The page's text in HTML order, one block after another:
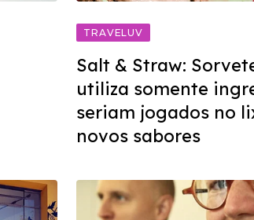
TRAVELUV
Salt & Straw:
utiliza somente
seriam jogados no
novos sabores